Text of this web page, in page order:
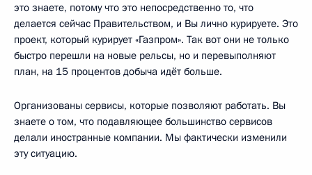
это знаете, потому что это непосредственно то, что
делается сейчас Правительством, и Вы лично курируете. Это
проект, который курирует «Газпром». Так вот они не только
быстро перешли на новые рельсы, но и перевыполняют
план, на 15 процентов добыча идёт больше.
Организованы сервисы, которые позволяют работать. Вы
знаете о том, что подавляющее большинство сервисов
делали иностранные компании. Мы фактически изменили
эту ситуацию.